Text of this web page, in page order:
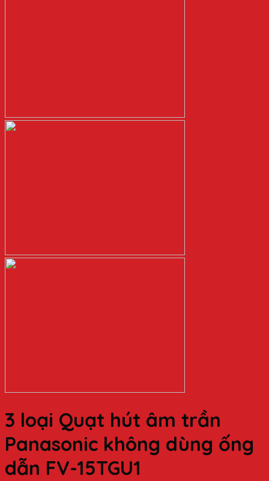
3 loại Quạt hút âm trần
Panasonic không dùng ống
dẫn FV-15TGU1